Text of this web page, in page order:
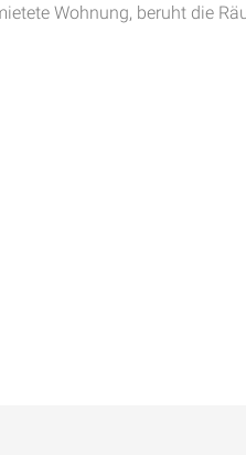
Wohnung, beruht die